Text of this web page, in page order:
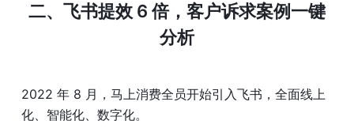
二、飞书提效 6 倍，客户诉求案例一键
分析
2022 年 8 月，马上消费全员开始引入飞书，全面线上
化、智能化、数字化。